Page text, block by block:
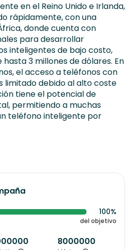
en el Reino Unido e Irlanda,
rápidamente, con una
donde cuenta con
para desarrollar
inteligentes de bajo costo,
3 millones de dólares. En
el acceso a teléfonos con
limitado debido al alto coste
tiene el potencial de
permitiendo a muchas
teléfono inteligente por
100%
del objetivo
8000000